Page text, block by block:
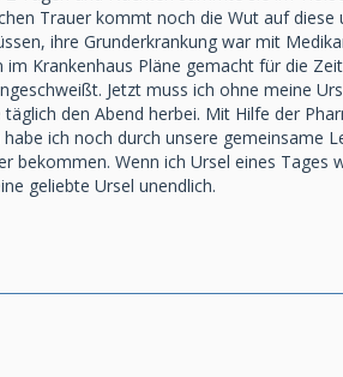
Trauer kommt noch die Wut auf
ihre Grunderkrankung war mit
Krankenhaus Pläne gemacht für die
Jetzt muss ich ohne meine
den Abend herbei. Mit Hilfe der
ich noch durch unsere gemeinsame
bekommen. Wenn ich Ursel eines
geliebte Ursel unendlich.